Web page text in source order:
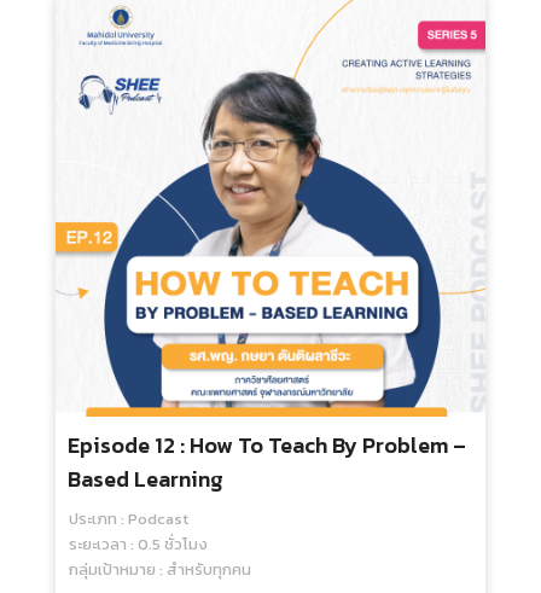
Episode 12 : How To Teach By Problem –
Based Learning
ประเภท : Podcast
ระยะเวลา : 0.5 ชั่วโมง
กลุ่มเป้าหมาย : สำหรับทุกคน